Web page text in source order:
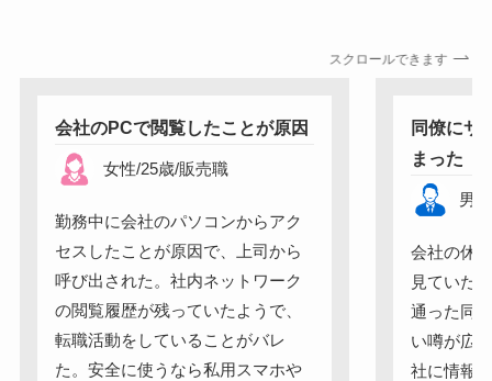
スクロールできます
会社のPCで閲覧したことが原因
女性/25歳/販売職
勤務中に会社のパソコンからアク
セスしたことが原因で、上司から
呼び出された。社内ネットワーク
の閲覧履歴が残っていたようで、
転職活動をしていることがバレ
た。安全に使うなら私用スマホや
同僚にサ
まった
男性
会社の休
見ていた
通った同
い噂が広
社に情報